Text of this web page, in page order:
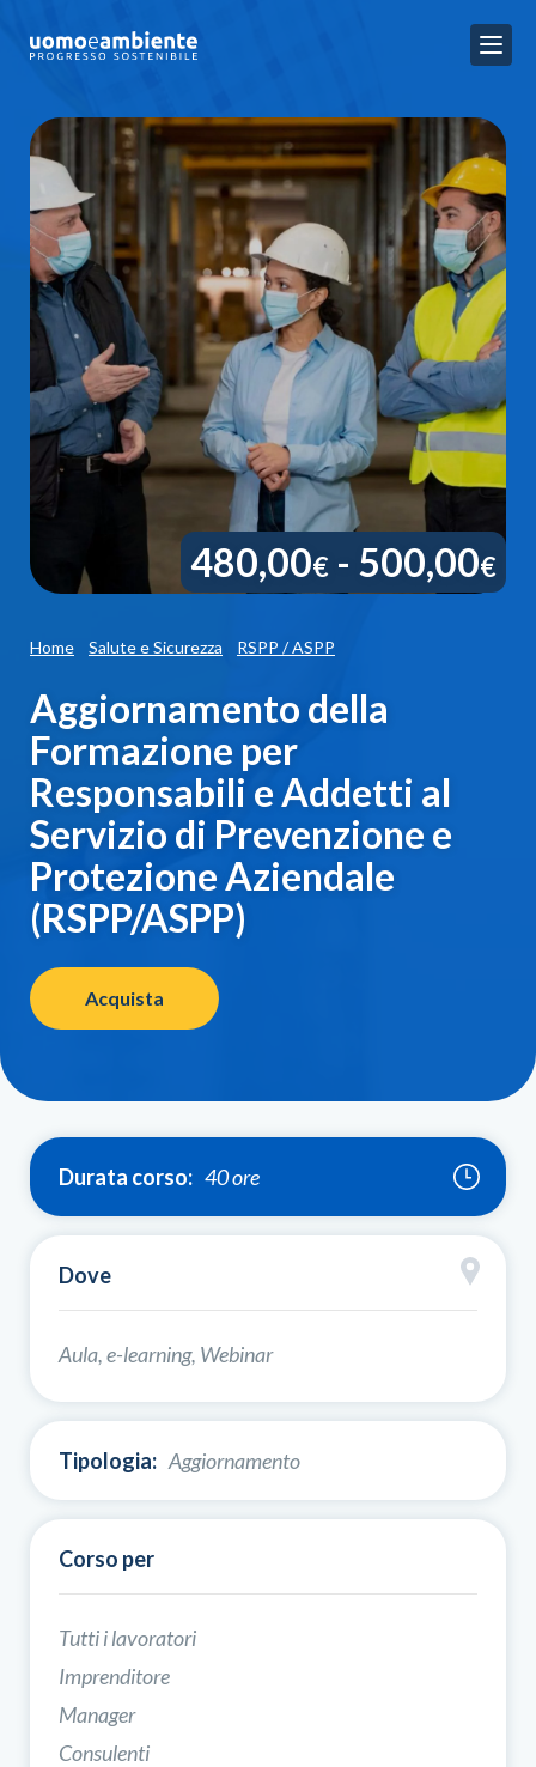
480,00€ - 500,00€
di
Home Salute e Sicurezza RSPP / ASPP
Aggiornamento della
Formazione per
Responsabili e Addetti al
Servizio di Prevenzione e
Protezione Aziendale
(RSPP/ASPP)
Acquista
Durata corso: 40 ore
Dove
Aula, e-learning, Webinar
Tipologia: Aggiornamento
Corso per
Tutti i lavoratori
Imprenditore
Manager
Consulenti